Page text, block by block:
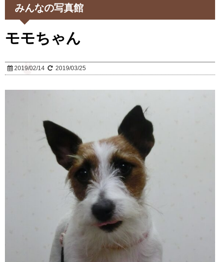
みんなの写真館
モモちゃん
2019/02/14 2019/03/25